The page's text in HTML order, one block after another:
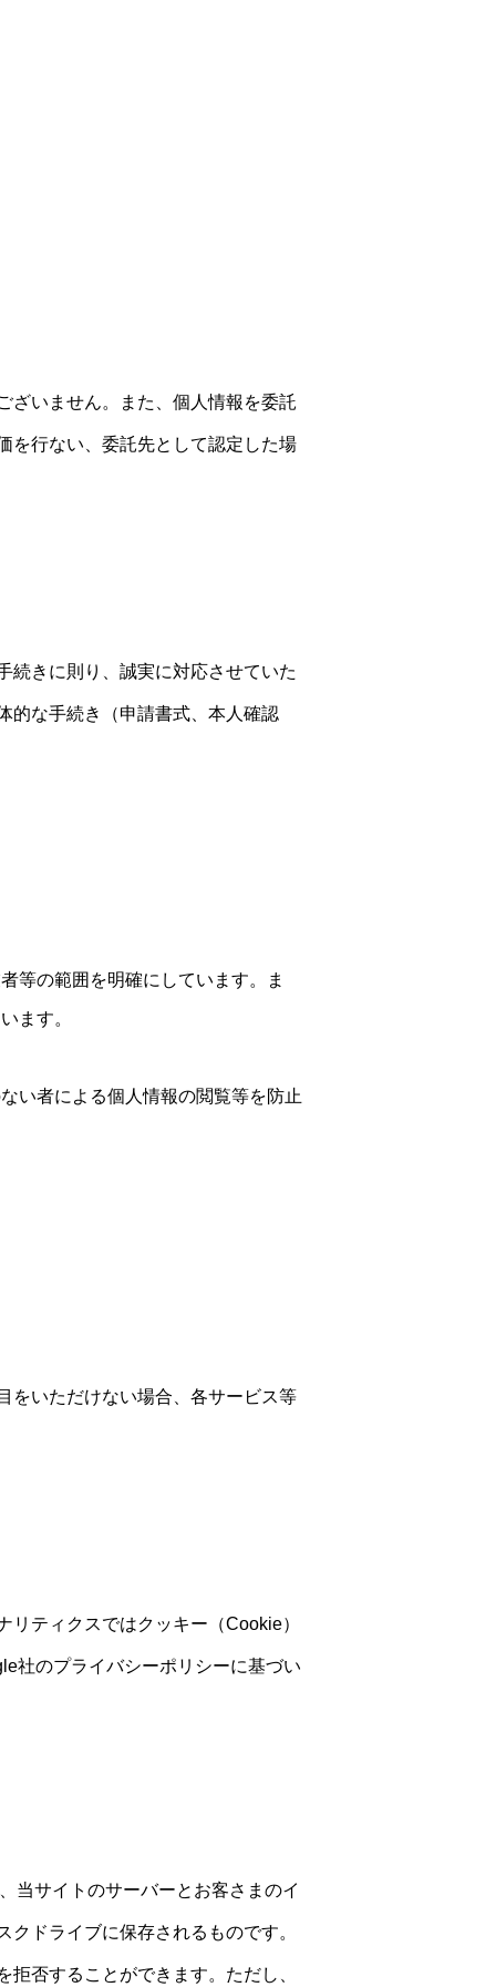
ざいません。また、個人情報を委託
を行ない、委託先として認定した場
続きに則り、誠実に対応させていた
的な手続き（申請書式、本人確認
等の範囲を明確にしています。ま
ます。
い者による個人情報の閲覧等を防止
をいただけない場合、各サービス等
ティクスではクッキー（Cookie）
社のプライバシーポリシーに基づい
当サイトのサーバーとお客さまのイ
ドライブに保存されるものです。
否することができます。ただし、